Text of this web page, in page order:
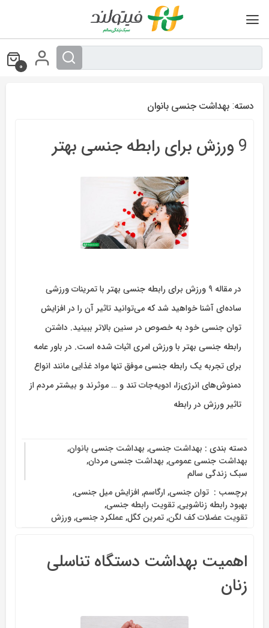
0
دسته: بهداشت جنسی بانوان
9 ورزش برای رابطه جنسی بهتر
در مقاله 9 ورزش برای رابطه جنسی بهتر با تمرینات ورزشی
ساده‌ای آشنا خواهید شد که می‌توانید تاثیر آن را در افزایش
توان جنسی خود به خصوص در سنین بالاتر ببینید. داشتن
رابطه جنسی بهتر با ورزش امری اثبات شده است. در باور عامه
برای تجربه یک رابطه جنسی موفق تنها مواد غذایی مانند انواع
دمنوش‌های انرژی‌زا، ادویه‌جات تند و … موثرند و بیشتر مردم از
تاثیر ورزش در رابطه
دسته بندی : بهداشت جنسی, بهداشت جنسی بانوان,
بهداشت جنسی عمومی, بهداشت جنسی مردان,
سبک زندگی سالم
برچسب : ‌ توان جنسی,ارگاسم,افزایش میل جنسی,
بهبود رابطه زناشویی,تقویت رابطه جنسی,
تقویت عضلات کف لگن,تمرین کگل,عملکرد جنسی,ورزش
اهمیت بهداشت دستگاه تناسلی
زنان